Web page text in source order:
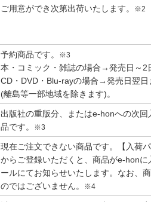
ご用意ができ次第出荷いたします。 ※2
予約商品です。 ※3
本・コミック・雑誌の場合→発売日～2
CD・DVD・Blu-rayの場合→発売日翌日
(離島等一部地域を除きます)。
出版社の重版分、またはe-honへの次回
品です。
※3
現在ご注文できない商品です。【入荷
からご登録いただくと、商品がe-honに
ールにてお知らせいたします。なお、
のではございません。
※4